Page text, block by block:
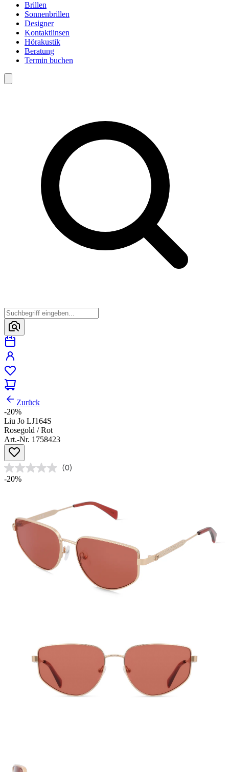
Brillen
Sonnenbrillen
Designer
Kontaktlinsen
Hörakustik
Beratung
Termin buchen
Zurück
-20%
Liu Jo LJ164S
Rosegold / Rot
Art.-Nr. 1758423
(0)
-20%